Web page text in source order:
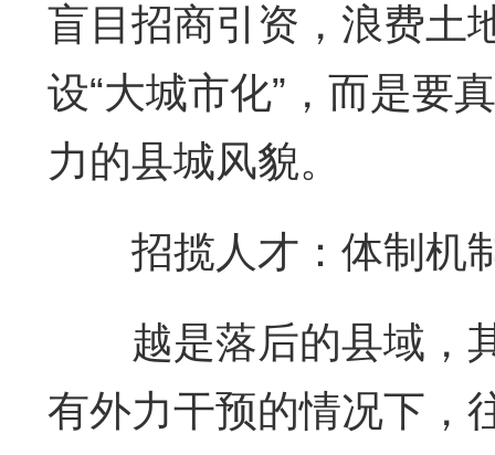
盲目招商引资，浪费土
设“大城市化”，而是要
力的县城风貌。
招揽人才：体制机
越是落后的县域，其
有外力干预的情况下，